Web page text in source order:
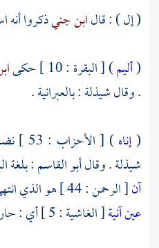
( إل ) : قالابن جنيذكروا أنه
(أليم) [ البقرة : 10 ] حكى
. وقالشيذلة: بالعبرانية .
(إناه) [ الأحزاب : 53 ] نضجه بلسان أهل
شيذلة. وقالأبو القاسم: بلغة
آن[ الرحمن : 44 ] هو الذي انتهى حره بها . وفي قوله تعالى :
عين آنية[ الغاشية : 5 ] أي : حارة ، بها .